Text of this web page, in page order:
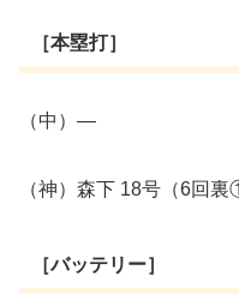
［本塁打］
（中）―
（神）森下 18号（6回
［バッテリー］